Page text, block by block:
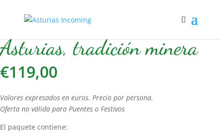
Asturias, tradición minera
€119,00
Valores expresados en euros. Precio por persona.
Oferta no válida para Puentes o Festivos
El paquete contiene: